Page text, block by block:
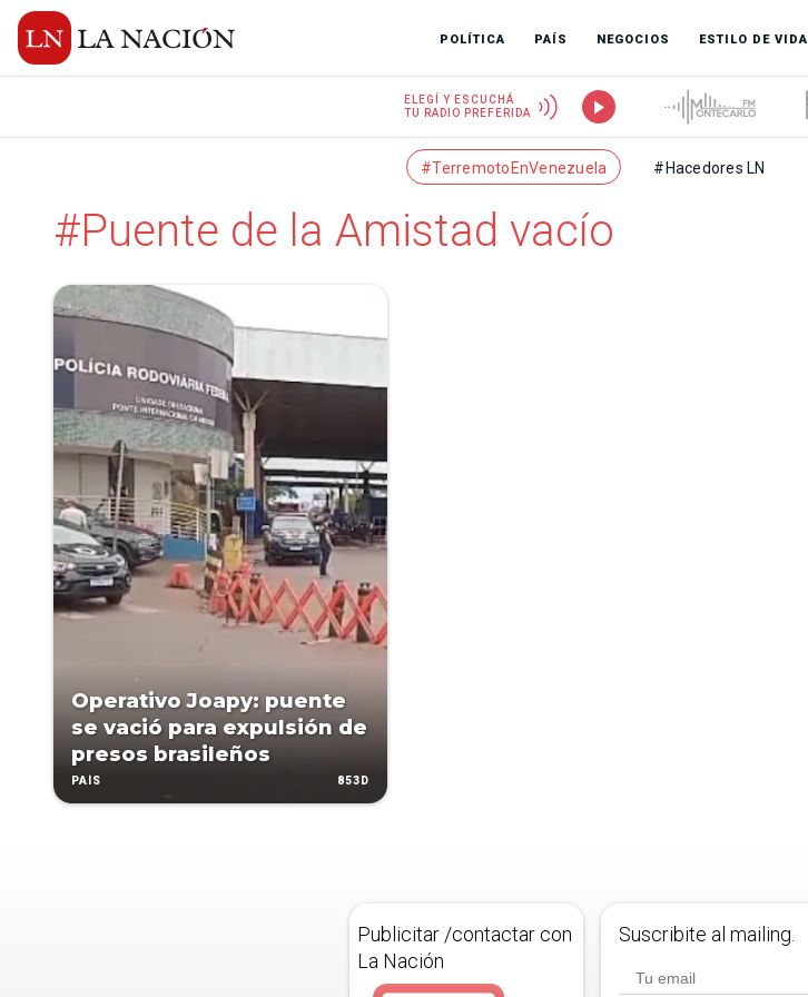
POLÍTICA PAÍS NEGOCIOS ESTILO DE VIDA
ELEGÍ Y ESCUCHÁ
TU RADIO PREFERIDA
#TerremotoEnVenezuela #Hacedores LN
#Puente de la Amistad vacío
Operativo Joapy: puente
se vació para expulsión de
presos brasileños
PAÍS 853D
Publicitar /contactar con
La Nación
Suscribite al mailing.